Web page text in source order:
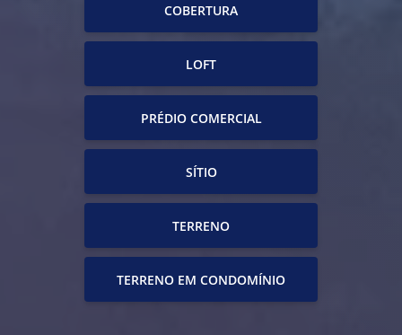
COBERTURA
LOFT
PRÉDIO COMERCIAL
SÍTIO
TERRENO
TERRENO EM CONDOMÍNIO